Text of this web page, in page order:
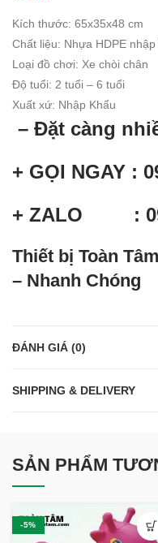
Kích thước: 65x35x48 cm
Chất liệu: Nhựa HDPE nhập
Loại đồ chơi: Xe chòi chân
Độ tuổi: 2 tuổi – 6 tuổi
Xuất xứ: Nhập Khẩu
– Đặt càng
+ GỌI NGAY :
+ ZALO :
Thiết bị Toàn
– Nhanh Chóng
ĐÁNH GIÁ (0)
SHIPPING & DELIVERY
SẢN PHẨM
-5%